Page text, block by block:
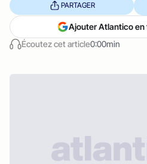
Écoutez cet article0:00min
PARTAGER
Ajouter Atlantico en